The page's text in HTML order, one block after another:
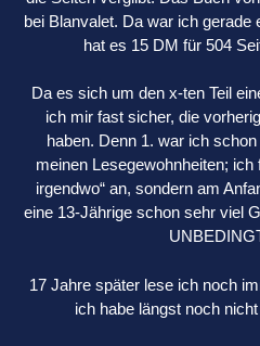
bei Blanvalet. Da war ich
hat es 15 DM für 504
Da es sich um den x-ten Teil
ich mir fast sicher, die
haben. Denn 1. war ich
meinen Lesegewohnheiten; ich
irgendwo“ an, sondern am
eine 13-Jährige schon sehr viel
17 Jahre später lese ich noch
ich habe längst noch